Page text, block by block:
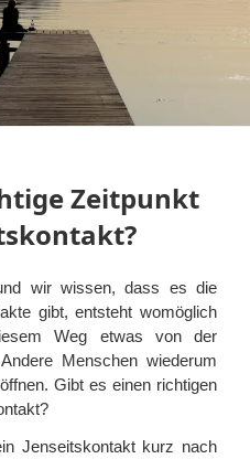
Zeitpunkt
wir wissen, dass es die
gibt, entsteht womöglich
Weg etwas von der
Menschen wiederum
Gibt es einen richtigen
Jenseitskontakt kurz nach